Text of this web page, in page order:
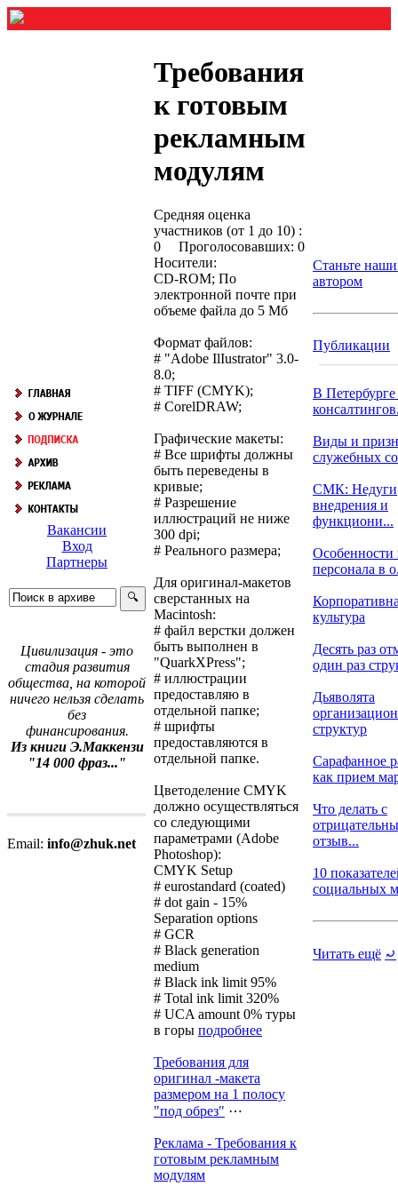
Вакансии
Вход
Партнеры
Цивилизация - это
стадия развития
общества, на которой
ничего нельзя сделать
без
финансирования.
Из книги Э.Маккензи
"14 000 фраз..."
Email: info@zhuk.net
Требования
к готовым
рекламным
модулям
Средняя оценка
участников (от 1 до 10) :
0 Проголосовавших: 0
Носители:
CD-ROM; По
электронной почте при
объеме файла до 5 Мб
Формат файлов:
# "Adobe IlIustrator" 3.0-
8.0;
# TIFF (CMYK);
# CorelDRAW;
Графические макеты:
# Все шрифты должны
быть переведены в
кривые;
# Разрешение
иллюстраций не ниже
300 dpi;
# Реального размера;
Для оригинал-макетов
сверстанных на
Macintosh:
# файл верстки должен
быть выполнен в
"QuarkXPress";
# иллюстрации
предоставляю в
отдельной папке;
# шрифты
предоставляются в
отдельной папке.
Цветоделение CMYK
должно осуществляться
со следующими
параметрами (Adobe
Photoshop):
CMYK Setup
# eurostandard (coated)
# dot gain - 15%
Separation options
# GCR
# Black generation
medium
# Black ink limit 95%
# Total ink limit 320%
# UCA amount 0% туры
в горы подробнее
Требования для
оригинал -макета
размером на 1 полосу
"под обрез" ⋯
Реклама - Требования к
готовым рекламным
модулям
Станьте
автором
Публикации
В
Виды и
служебных
СМК: Недуги
внедрения и
функциони...
Особенности
персонала в
культура
Десять раз
один раз
Дьяволята
структур
Сарафанное
как прием
Что делать с
отзыв...
10
социальных
Читать ещё ⤾